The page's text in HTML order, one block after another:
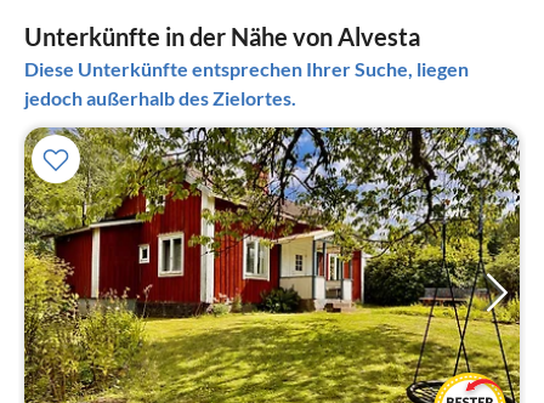
Unterkünfte in der Nähe von Alvesta
Diese Unterkünfte entsprechen Ihrer Suche, liegen
jedoch außerhalb des Zielortes.